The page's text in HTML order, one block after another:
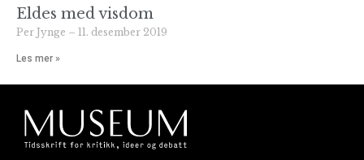
Eldes med visdom
Per Jynge 11. desember 2019
Les mer »